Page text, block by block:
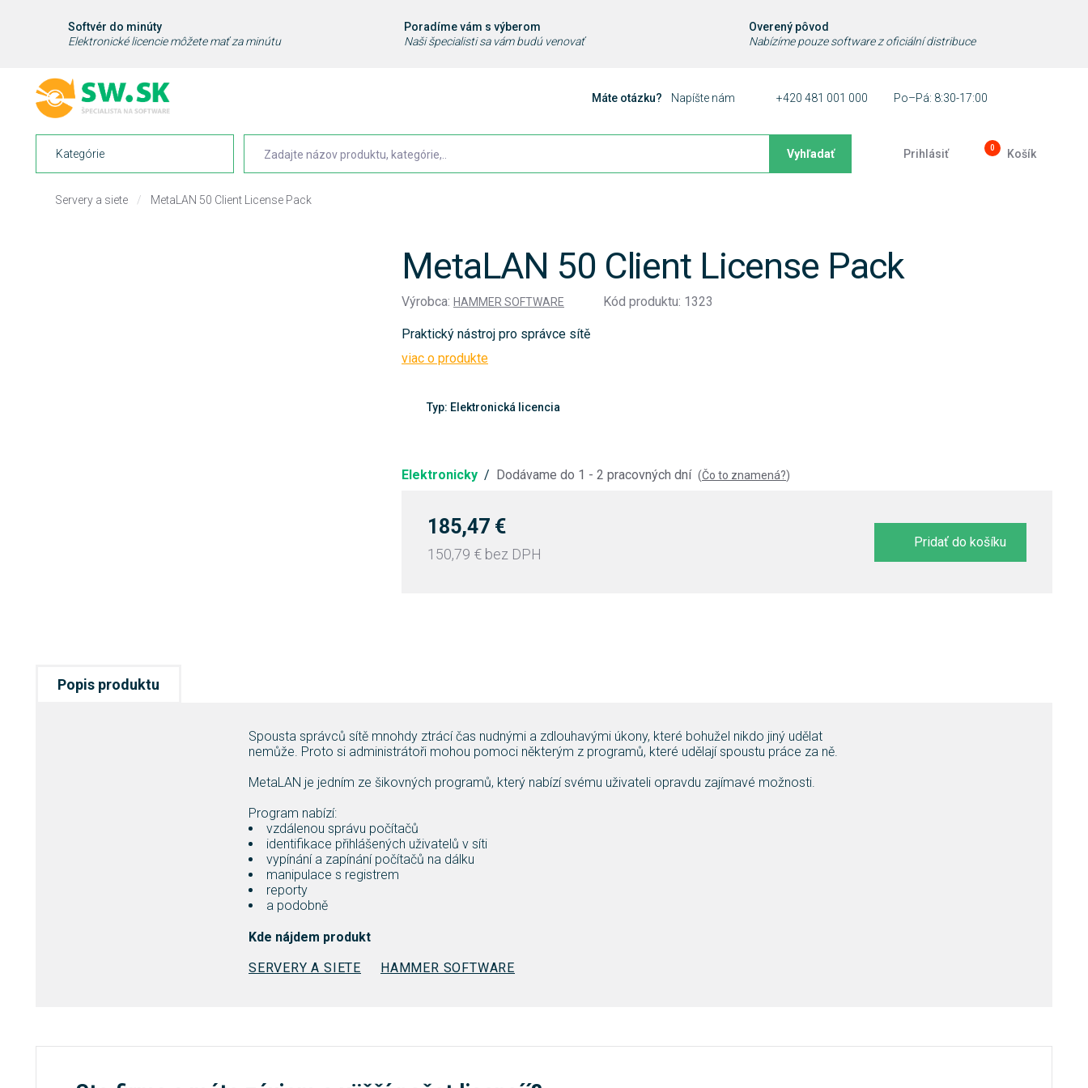
Softvér do minúty
Elektronické licencie môžete mať za minútu
Poradíme vám s výberom
Naši špecialisti sa vám budú venovať
Overený pôvod
Nabízíme pouze software z oficiální distribuce
Máte otázku? Napíšte nám +420 481 001 000 Po–Pá: 8:30-17:00
Kategórie Vyhľadať Prihlásiť 0 Košík
Servery a siete / MetaLAN 50 Client License Pack
MetaLAN 50 Client License Pack
Výrobca: HAMMER SOFTWARE Kód produktu: 1323
Praktický nástroj pro správce sítě
viac o produkte
Typ: Elektronická licencia
Elektronicky / Dodávame do 1 - 2 pracovných dní (Čo to znamená?)
185,47 €
150,79 € bez DPH
Pridať do košíku
Popis produktu
Spousta správců sítě mnohdy ztrácí čas nudnými a zdlouhavými úkony, které bohužel nikdo jiný udělat
nemůže. Proto si administrátoři mohou pomoci některým z programů, které udělají spoustu práce za ně.
MetaLAN je jedním ze šikovných programů, který nabízí svému uživateli opravdu zajímavé možnosti.
Program nabízí:
vzdálenou správu počítačů
identifikace přihlášených uživatelů v síti
vypínání a zapínání počítačů na dálku
manipulace s registrem
reporty
a podobně
Kde nájdem produkt
SERVERY A SIETE
HAMMER SOFTWARE